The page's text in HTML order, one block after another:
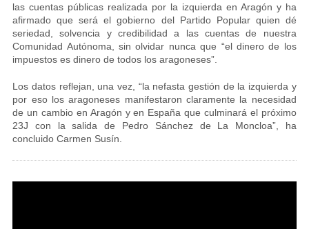
las cuentas públicas realizada por la izquierda en Aragón y ha
afirmado que será el gobierno del Partido Popular quien dé
seriedad, solvencia y credibilidad a las cuentas de nuestra
Comunidad Autónoma, sin olvidar nunca que “el dinero de los
impuestos es dinero de todos los aragoneses”.
Los datos reflejan, una vez, “la nefasta gestión de la izquierda y
por eso los aragoneses manifestaron claramente la necesidad
de un cambio en Aragón y en España que culminará el próximo
23J con la salida de Pedro Sánchez de La Moncloa”, ha
concluido Carmen Susín.